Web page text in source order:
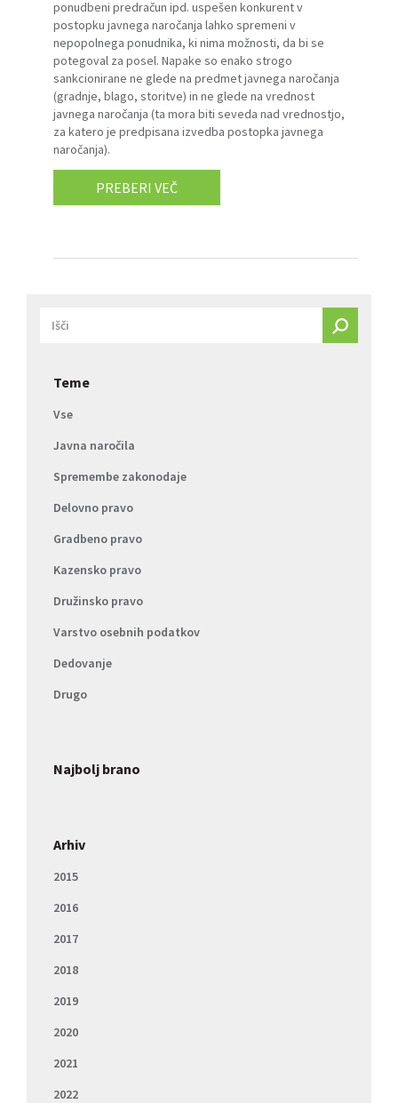
ponudbeni predračun ipd. uspešen konkurent v
postopku javnega naročanja lahko spremeni v
nepopolnega ponudnika, ki nima možnosti, da bi se
potegoval za posel. Napake so enako strogo
sankcionirane ne glede na predmet javnega naročanja
(gradnje, blago, storitve) in ne glede na vrednost
javnega naročanja (ta mora biti seveda nad vrednostjo,
za katero je predpisana izvedba postopka javnega
naročanja).
PREBERI VEČ
Teme
Vse
Javna naročila
Spremembe zakonodaje
Delovno pravo
Gradbeno pravo
Kazensko pravo
Družinsko pravo
Varstvo osebnih podatkov
Dedovanje
Drugo
Najbolj brano
Arhiv
2015
2016
2017
2018
2019
2020
2021
2022